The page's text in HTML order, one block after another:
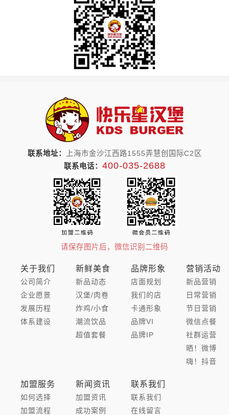
联系地址：
上海市金沙江西路1555弄慧创国际C2区
联系电话： 400-035-2688
请保存图片后，微信识别二维码
关于我们
公司简介
企业愿景
发展历程
体系建设
新鲜美食
新品动态
汉堡/肉卷
炸鸡/小食
潮流饮品
超值套餐
品牌形象
店面规划
我们的店
卡通形象
品牌VI
品牌IP
营销活动
新品营销
日常营销
节日营销
微信点餐
社群运营
晒！微博
嗨！抖音
加盟服务
如何选择
加盟流程
新闻资讯
加盟资讯
成功案例
联系我们
联系我们
在线留言